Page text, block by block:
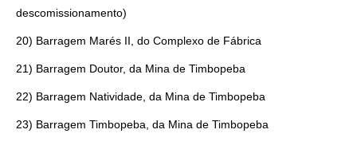
descomissionamento)
20) Barragem Marés II, do Complexo de Fábrica
21) Barragem Doutor, da Mina de Timbopeba
22) Barragem Natividade, da Mina de Timbopeba
23) Barragem Timbopeba, da Mina de Timbopeba